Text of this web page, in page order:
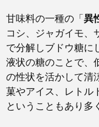
甘味料の一種の「異
コシ、ジャガイモ、
で分解しブドウ糖に
液状の糖のことで、
の性状を活かして清
菓やアイス、レトル
ということもあり多